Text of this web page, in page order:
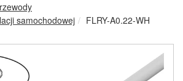
samochodowej
FLRY-A0.22-WH